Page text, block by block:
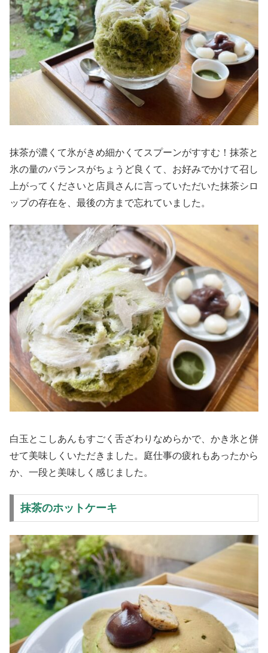
抹茶が濃くて氷がきめ細かくてスプーンがすすむ！抹茶と
氷の量のバランスがちょうど良くて、お好みでかけて召し
上がってくださいと店員さんに言っていただいた抹茶シロ
ップの存在を、最後の方まで忘れていました。
白玉とこしあんもすごく舌ざわりなめらかで、かき氷と併
せて美味しくいただきました。庭仕事の疲れもあったから
か、一段と美味しく感じました。
抹茶のホットケーキ